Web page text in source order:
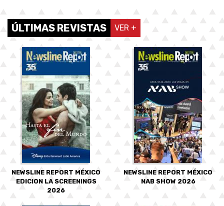
ÚLTIMAS REVISTAS VER +
NEWSLINE REPORT MÉXICO
EDICION LA SCREENINGS
2026
NEWSLINE REPORT MÉXICO
NAB SHOW 2026